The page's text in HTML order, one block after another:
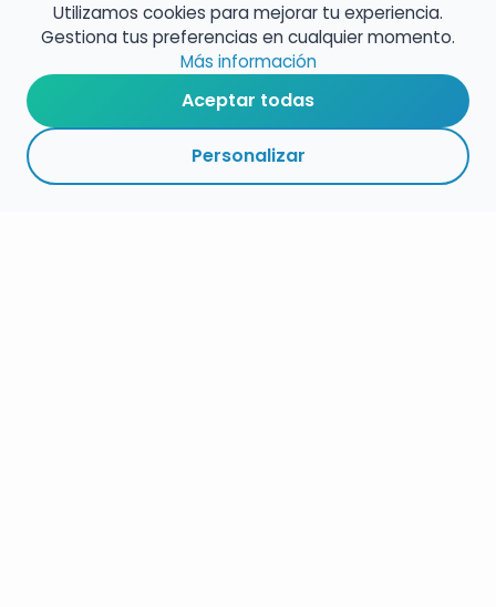
RESUMEN PLAZOS ESPECIALIDADES ENLACES SEGUIR
Utilizamos cookies para mejorar tu experiencia.
Gestiona tus preferencias en cualquier momento.
Más información
Aceptar todas
Personalizar